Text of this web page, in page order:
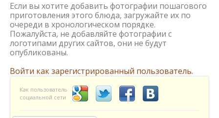
Если вы хотите добавить фотографии пошагового
приготовления этого блюда, загружайте их по
очереди в хронологическом порядке.
Пожалуйста, не добавляйте фотографии с
логотипами других сайтов, они не будут
опубликованы.
Войти как зарегистрированный пользователь.
Как пользователь
социальной сети